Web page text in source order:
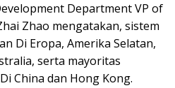
Department VP of
Zhao mengatakan, sistem
Di Eropa, Amerika Selatan,
serta mayoritas
China dan Hong Kong.